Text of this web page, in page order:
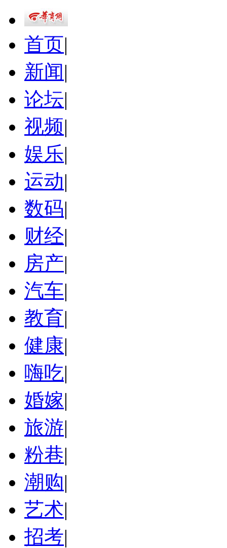
首页|
新闻|
论坛|
视频|
娱乐|
运动|
数码|
财经|
房产|
汽车|
教育|
健康|
嗨吃|
婚嫁|
旅游|
粉巷|
潮购|
艺术|
招考|